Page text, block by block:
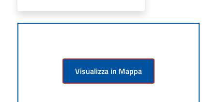
Visualizza in Mappa